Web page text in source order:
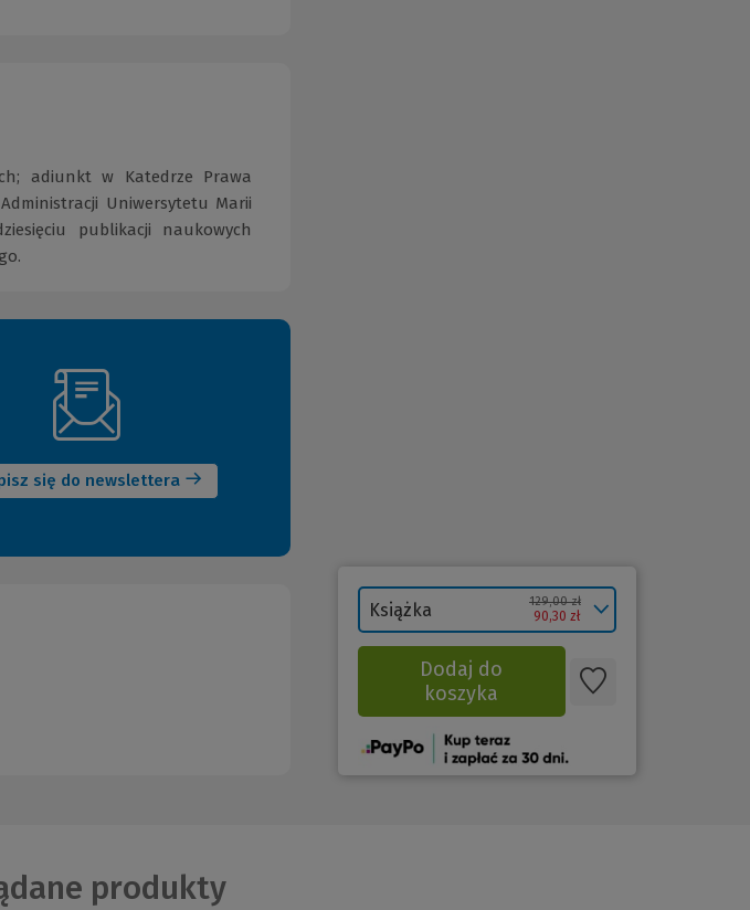
adiunkt w Katedrze Prawa
Uniwersytetu Marii
publikacji naukowych
się do newslettera
(Nowe
okno)
Książka 129,00 zł
90,30 zł
Dodaj do
koszyka
produkty